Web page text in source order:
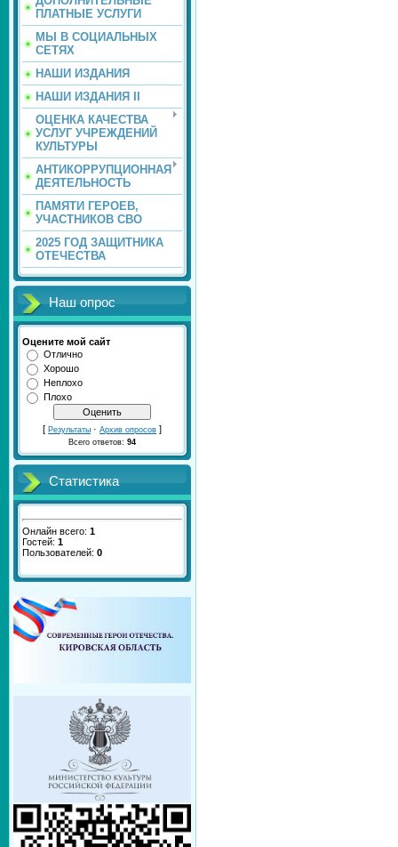
ПЛАТНЫЕ УСЛУГИ
МЫ В СОЦИАЛЬНЫХ
СЕТЯХ
НАШИ ИЗДАНИЯ
НАШИ ИЗДАНИЯ II
ОЦЕНКА КАЧЕСТВА
УСЛУГ УЧРЕЖДЕНИЙ
КУЛЬТУРЫ
АНТИКОРРУПЦИОННАЯ
ДЕЯТЕЛЬНОСТЬ
ПАМЯТИ ГЕРОЕВ,
УЧАСТНИКОВ СВО
2025 ГОД ЗАЩИТНИКА
ОТЕЧЕСТВА
Наш опрос
Оцените мой сайт
Отлично
Хорошо
Неплохо
Плохо
[ Результаты · Архив опросов ]
Всего ответов: 94
Статистика
Онлайн всего: 1
Гостей: 1
Пользователей: 0